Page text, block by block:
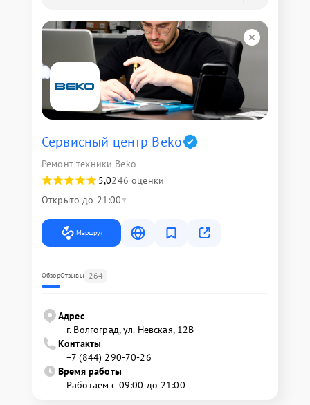
Сервисный центр Beko
Ремонт техники Beko
5,0246 оценки
Открыто до 21:00
Маршрут
ОбзорОтзывы 264
Адрес
г. Волгоград, ул. Невская, 12В
Контакты
+7 (844) 290-70-26
Время работы
Работаем с 09:00 до 21:00